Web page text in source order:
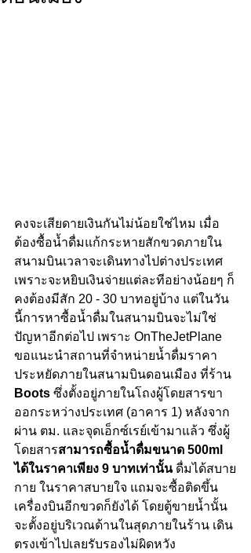
คงจะเสียดายเงินกันไม่น้อยใช่ไหม เมื่อ
ต้องซื้อน้ำดื่มแก้กระหายสักขวดภายใน
สนามบินเวลาจะเดินทางไปต่างประเทศ
เพราะจะหยิบเงินจ่ายแต่ละทีอย่างน้อยๆ ก็
คงต้องมีสัก 20 - 30 บาทอยู่บ้าง แต่ในวัน
นี้การหาซื้อน้ำดื่มในสนามบินจะไม่ใช่
ปัญหาอีกต่อไป เพราะ OnTheJetPlane
ขอแนะนำสถานที่จำหน่ายน้ำดื่มราคา
ประหยัดภายในสนามบินดอนเมือง ที่ร้าน
Boots ซึ่งตั้งอยู่ภายในโถงผู้โดยสารขา
ออกระหว่างประเทศ (อาคาร 1) หลังจาก
ผ่าน ตม. และจุดเอ็กซ์เรย์เข้ามาแล้ว ซึ่งผู้
โดยสารสามารถซื้อน้ำดื่มขนาด 500ml
ได้ในราคาเพียง 9 บาทเท่านั้น ดื่มได้สบาย
กาย ในราคาสบายใจ แถมจะซื้อติดขึ้น
เครื่องบินอีกขวดก็ยังได้ โดยตู้ขายน้ำนั้น
จะตั้งอยู่บริเวณด้านในสุดภายในร้าน เดิน
ตรงเข้าไปเลยรับรองไม่ผิดหวัง